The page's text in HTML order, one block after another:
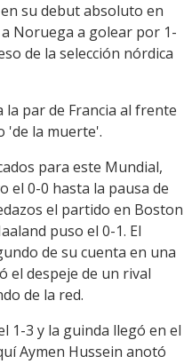
su debut absoluto en
Noruega a golear por 1-
de la selección nórdica
la par de Francia al frente
'de la muerte'.
para este Mundial,
el 0-0 hasta la pausa de
el partido en Boston
puso el 0-1. El
de su cuenta en una
el despeje de un rival
de la red.
1-3 y la guinda llegó en el
Aymen Hussein anotó